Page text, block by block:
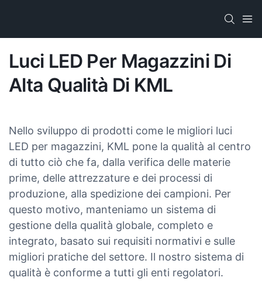
Luci LED Per Magazzini Di
Alta Qualità Di KML
Nello sviluppo di prodotti come le migliori luci
LED per magazzini, KML pone la qualità al centro
di tutto ciò che fa, dalla verifica delle materie
prime, delle attrezzature e dei processi di
produzione, alla spedizione dei campioni. Per
questo motivo, manteniamo un sistema di
gestione della qualità globale, completo e
integrato, basato sui requisiti normativi e sulle
migliori pratiche del settore. Il nostro sistema di
qualità è conforme a tutti gli enti regolatori.